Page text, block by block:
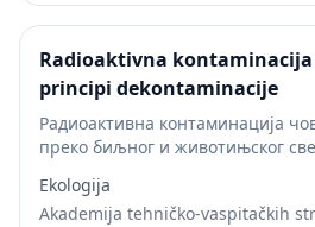
Radioaktivna
principi dekontaminacije
Радиоактивна контаминација
преко биљног и животињског
акцидената. Након и у току ових
фисије, више радионуклеида
Ekologija
Akademija tehničko-vaspitačkih